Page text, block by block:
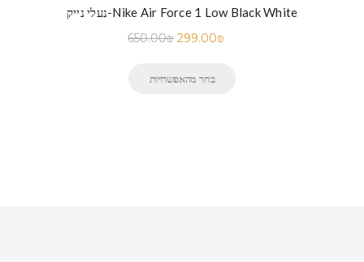
נעלי נייק-Nike Air Force 1 Low Black White
650.00₪ 299.00₪
בחר מהאפשרויות